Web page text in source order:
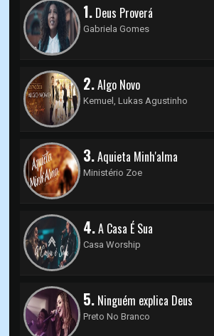
1. Deus Proverá
Gabriela Gomes
2.Algo Novo
Kemuel, Lukas Agustinho
3.Aquieta Minh'alma
Ministério Zoe
4.A Casa É Sua
Casa Worship
5. Ninguém explica Deus
Preto No Branco